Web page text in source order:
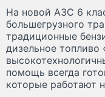
На новой АЗС 6
большегрузного
традиционные
дизельное
помощь всегда
которые работают